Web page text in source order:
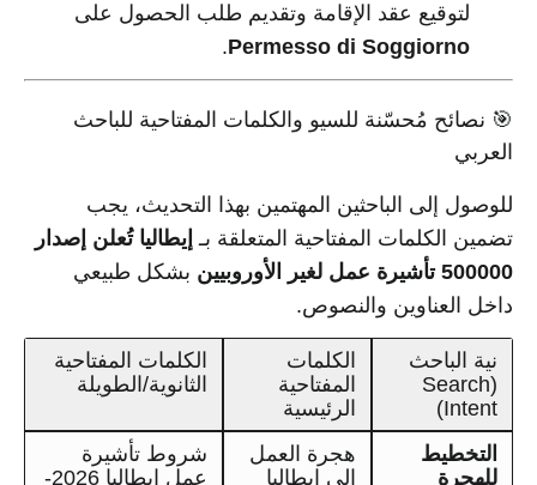
لتوقيع عقد الإقامة وتقديم طلب الحصول على
Permesso di Soggiorno
.
🎯 نصائح مُحسّنة للسيو والكلمات المفتاحية للباحث
العربي
للوصول إلى الباحثين المهتمين بهذا التحديث، يجب
تضمين الكلمات المفتاحية المتعلقة بـ إيطاليا تُعلن إصدار
500000 تأشيرة عمل لغير الأوروبيين
بشكل طبيعي
داخل العناوين والنصوص.
نية الباحث
(Search
Intent)
الكلمات
المفتاحية
الرئيسية
الكلمات المفتاحية
الثانوية/الطويلة
التخطيط
للهجرة
هجرة العمل
إلى إيطاليا
شروط تأشيرة
عمل إيطاليا 2026-